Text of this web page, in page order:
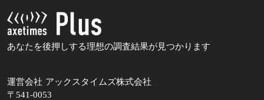
あなたを後押しする理想の調査結果が見つかります
運営会社 アックスタイムズ株式会社
〒541-0053